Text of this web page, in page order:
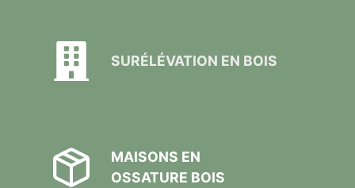
SURÉLÉVATION EN BOIS
MAISONS EN
OSSATURE BOIS